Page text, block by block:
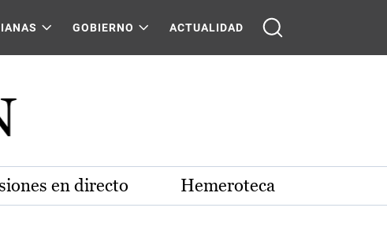
GOBIERNO ACTUALIDAD
en directo Hemeroteca